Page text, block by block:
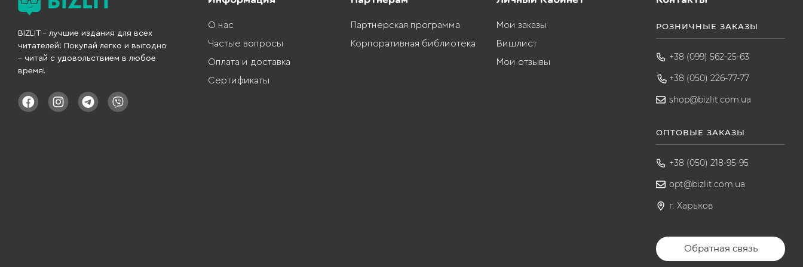
BIZLIT – лучшие издания для всех
читателей! Покупай легко и выгодно
– читай с удовольствием в любое
время!
О нас
Частые вопросы
Оплата и доставка
Сертификаты
Партнерская программа
Корпоративная библиотека
Мои заказы
Вишлист
Мои отзывы
РОЗНИЧНЫЕ ЗАКАЗЫ
+38 (099) 562-25-63
+38 (050) 226-77-77
shop@bizlit.com.ua
ОПТОВЫЕ ЗАКАЗЫ
+38 (050) 218-95-95
opt@bizlit.com.ua
г. Харьков
Обратная связь